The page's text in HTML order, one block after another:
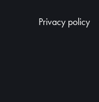
Privacy policy